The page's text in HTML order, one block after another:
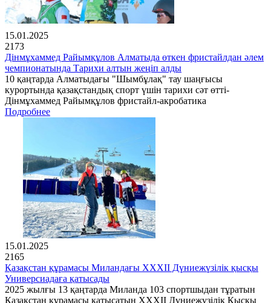
15.01.2025
2173
Дінмұхаммед Райымқұлов Алматыда өткен фристайлдан әлем
чемпионатында Тарихи алтын жеңіп алды
10 қаңтарда Алматыдағы "Шымбұлақ" тау шаңғысы
курортында қазақстандық спорт үшін тарихи сәт өтті-
Дінмұхаммед Райымқұлов фристайл-акробатика
Подробнее
15.01.2025
2165
Қазақстан құрамасы Миландағы XXXII Дүниежүзілік қысқы
Универсиадаға қатысады
2025 жылғы 13 қаңтарда Миланда 103 спортшыдан тұратын
Қазақстан құрамасы қатысатын XXXII Дүниежүзілік Қысқы